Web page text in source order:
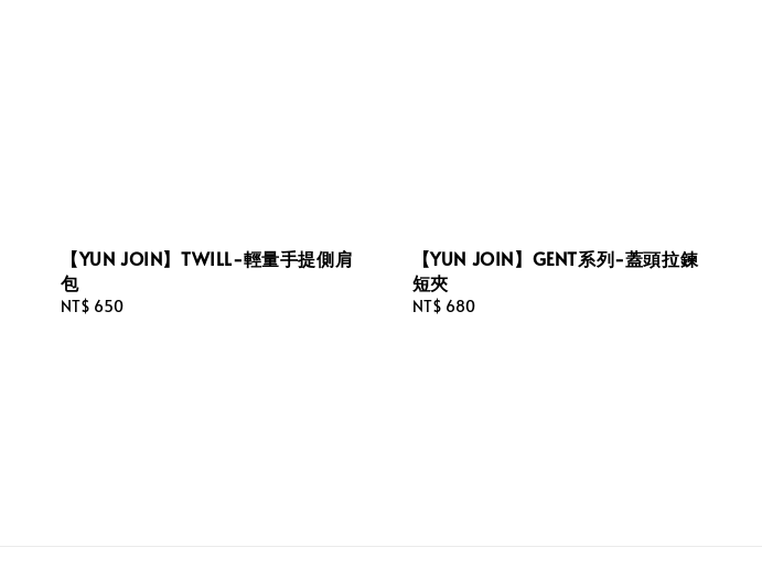
【YUN JOIN】TWILL-輕量手提側肩
包
Regular
NT$ 650
【YUN JOIN】GENT系列-蓋頭拉鍊
短夾
Regular
NT$ 680